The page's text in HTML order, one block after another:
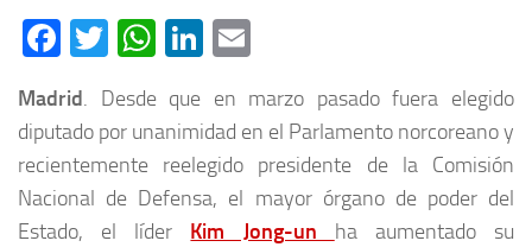
Facebook
TwitterWhatsApp
LinkedIn
Madrid. Desde que en marzo pasado fuera elegido
diputado por unanimidad en el Parlamento norcoreano y
recientemente reelegido presidente de la Comisión
Nacional de Defensa, el mayor órgano de poder del
Estado, el líder Kim Jong-un ha aumentado su